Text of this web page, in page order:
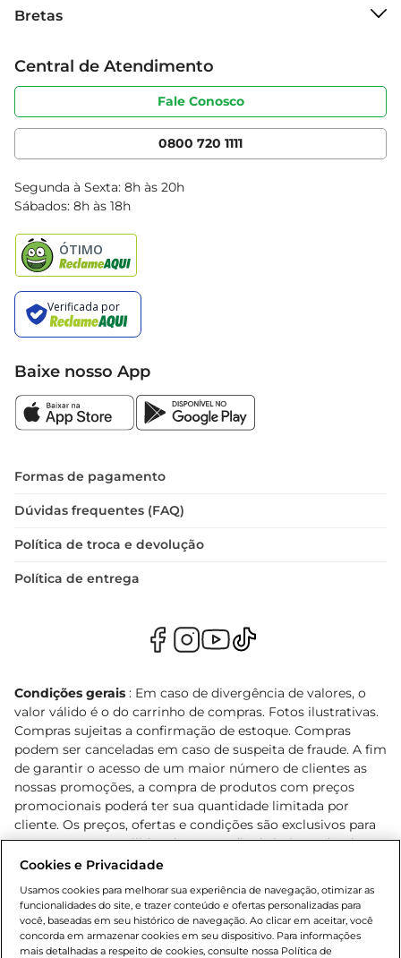
Grupo Cencosud
Sobre privacidade
Portal do fornecedor
Cencosud Media
Bretas
Produtos Bretas
Código de ética
Serviços
Clube Bretas
Blog Bretas
Black Friday
Central de Atendimento
Fale Conosco
0800 720 1111
Segunda à Sexta: 8h às 20h
Sábados: 8h às 18h
Baixe nosso App
Formas de pagamento
Dúvidas frequentes (FAQ)
Política de troca e devolução
Política de entrega
Condições gerais : Em caso de divergência de valores, o
valor válido é o do carrinho de compras. Fotos ilustrativas.
Compras sujeitas a confirmação de estoque. Compras
podem ser canceladas em caso de suspeita de fraude. A fim
de garantir o acesso de um maior número de clientes as
nossas promoções, a compra de produtos com preços
promocionais poderá ter sua quantidade limitada por
cliente. Os preços, ofertas e condições são exclusivos para
o e-commerce e válidos durante o dia de hoje, podendo
sofrer alterações sem prévia notificação. Proibida a venda
Lei n.º 8069/90, art. 81, inciso II (Estatuto da Criança e do
Adolescente). Preços e condições exclusivos para o
www.bretas.com.br, podendo sofrer alterações sem aviso
Cookies e Privacidade
Usamos cookies para melhorar sua experiência de navegação, otimizar as
funcionalidades do site, e trazer conteúdo e ofertas personalizadas para
você, baseadas em seu histórico de navegação. Ao clicar em aceitar, você
concorda em armazenar cookies em seu dispositivo. Para informações
mais detalhadas a respeito de cookies, consulte nossa Política de